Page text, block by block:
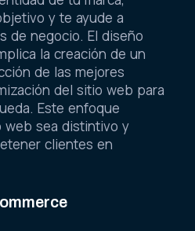
y te ayude a
de negocio. El diseño
la creación de un
de las mejores
del sitio web para
Este enfoque
web sea distintivo y
clientes en